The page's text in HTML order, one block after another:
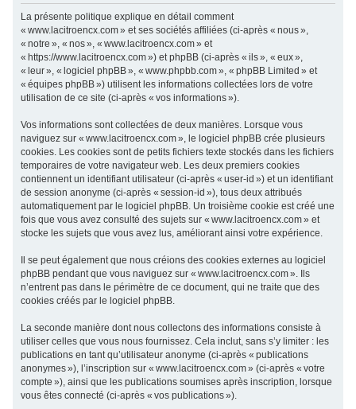
La présente politique explique en détail comment
« www.lacitroencx.com » et ses sociétés affiliées (ci-après « nous »,
« notre », « nos », « www.lacitroencx.com » et
« https://www.lacitroencx.com ») et phpBB (ci-après « ils », « eux »,
« leur », « logiciel phpBB », « www.phpbb.com », « phpBB Limited » et
« équipes phpBB ») utilisent les informations collectées lors de votre
utilisation de ce site (ci-après « vos informations »).
Vos informations sont collectées de deux manières. Lorsque vous
naviguez sur « www.lacitroencx.com », le logiciel phpBB crée plusieurs
cookies. Les cookies sont de petits fichiers texte stockés dans les fichiers
temporaires de votre navigateur web. Les deux premiers cookies
contiennent un identifiant utilisateur (ci-après « user-id ») et un identifiant
de session anonyme (ci-après « session-id »), tous deux attribués
automatiquement par le logiciel phpBB. Un troisième cookie est créé une
fois que vous avez consulté des sujets sur « www.lacitroencx.com » et
stocke les sujets que vous avez lus, améliorant ainsi votre expérience.
Il se peut également que nous créions des cookies externes au logiciel
phpBB pendant que vous naviguez sur « www.lacitroencx.com ». Ils
n’entrent pas dans le périmètre de ce document, qui ne traite que des
cookies créés par le logiciel phpBB.
La seconde manière dont nous collectons des informations consiste à
utiliser celles que vous nous fournissez. Cela inclut, sans s’y limiter : les
publications en tant qu’utilisateur anonyme (ci-après « publications
anonymes »), l’inscription sur « www.lacitroencx.com » (ci-après « votre
compte »), ainsi que les publications soumises après inscription, lorsque
vous êtes connecté (ci-après « vos publications »).